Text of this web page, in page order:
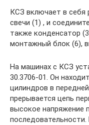
КСЗ включает в себя
свечи (1) , и
также конденсатор
монтажный блок (6),
На машинах с КСЗ
30.3706-01. Он
цилиндров в
прерывается цепь
высокое напряжение